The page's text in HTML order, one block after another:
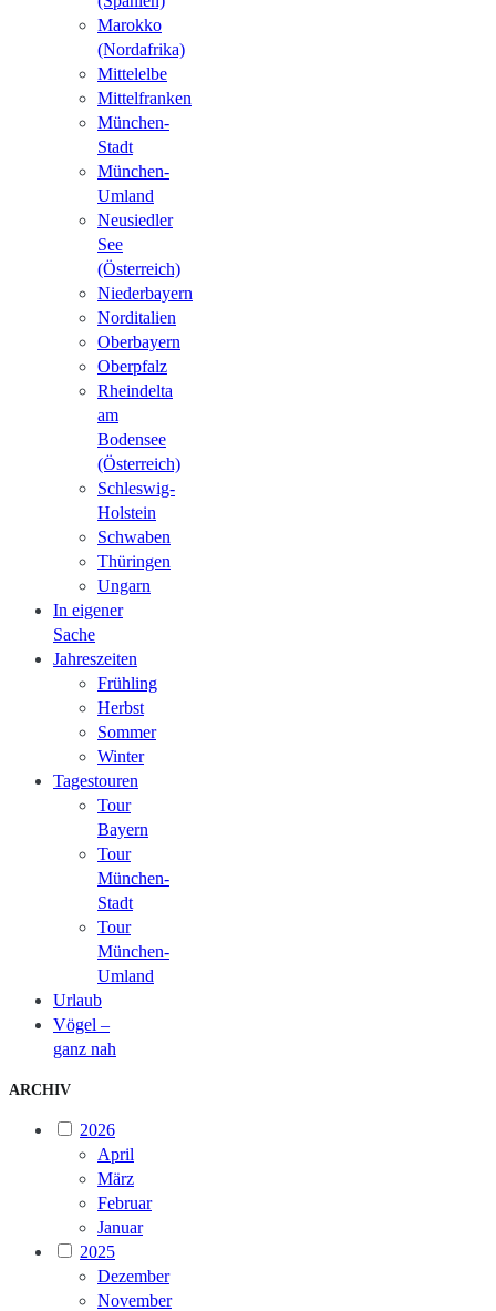
Marokko
(Nordafrika)
Mittelelbe
Mittelfranken
München-
Stadt
München-
Umland
Neusiedler
See
(Österreich)
Niederbayern
Norditalien
Oberbayern
Oberpfalz
Rheindelta
am
Bodensee
(Österreich)
Schleswig-
Holstein
Schwaben
Thüringen
Ungarn
In eigener
Sache
Jahreszeiten
Frühling
Herbst
Sommer
Winter
Tagestouren
Tour
Bayern
Tour
München-
Stadt
Tour
München-
Umland
Urlaub
Vögel –
ganz nah
ARCHIV
2026
April
März
Februar
Januar
2025
Dezember
November